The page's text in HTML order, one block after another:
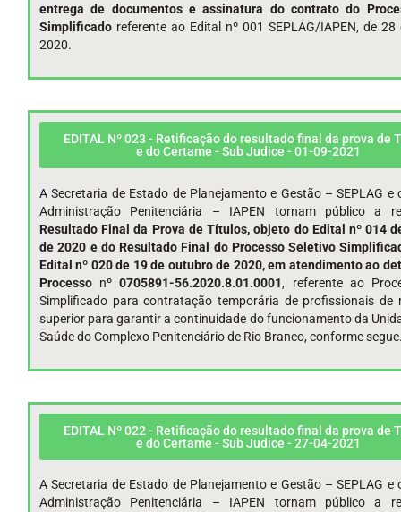
entrega de documentos e assinatura do contrato do
Simplificado referente ao Edital nº 001 SEPLAG/IAPEN, de 28
2020.
EDITAL Nº 023 - Retificação do resultado final da prova de
e do Certame - Sub Judice - 01-09-2021
A Secretaria de Estado de Planejamento e Gestão – SEPLAG
Administração Penitenciária – IAPEN tornam público a
Resultado Final da Prova de Títulos, objeto do Edital nº 014
de 2020 e do Resultado Final do Processo Seletivo
Edital nº 020 de 19 de outubro de 2020, em atendimento ao
Processo nº0705891-56.2020.8.01.0001, referente ao
Simplificado para contratação temporária de profissionais de
superior para garantir a continuidade do funcionamento da
Saúde do Complexo Penitenciário de Rio Branco, conforme
EDITAL Nº 022 - Retificação do resultado final da prova de
e do Certame - Sub Judice - 27-04-2021
A Secretaria de Estado de Planejamento e Gestão – SEPLAG
Administração Penitenciária – IAPEN tornam público a